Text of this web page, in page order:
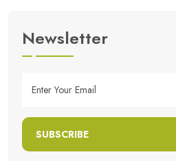
Newsletter
SUBSCRIBE